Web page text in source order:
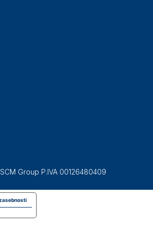
Group P.IVA 00126480409